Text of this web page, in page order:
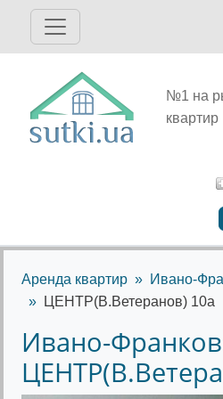
№1 на
Аренда квартир
Ивано-
ЦЕНТР(В.Ветеранов) 10а
Ивано-